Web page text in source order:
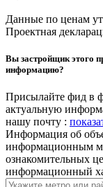
Данные по ценам
Проектная
Вы застройщик этого
информацию?
Присылайте фид в
актуальную
нашу почту :
Информация об
информационным
ознакомительных
информационный